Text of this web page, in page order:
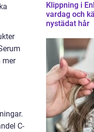
mer
C-
Klippning i
vardag och
nystädat hår